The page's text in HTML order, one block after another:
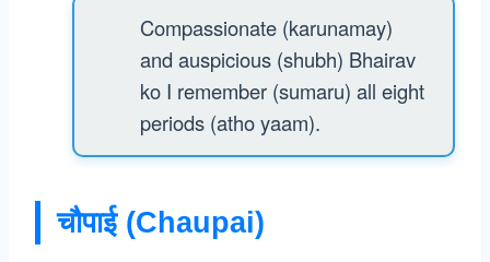
Compassionate (karunamay)
and auspicious (shubh) Bhairav
ko I remember (sumaru) all eight
periods (atho yaam).
चौपाई (Chaupai)